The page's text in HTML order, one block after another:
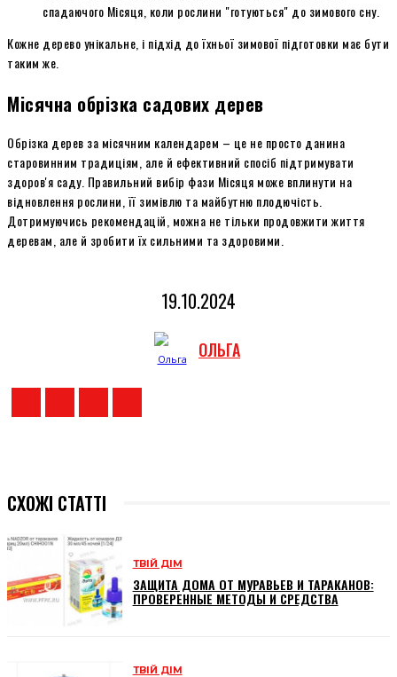
спадаючого Місяця, коли рослини "готуються" до зимового сну.
Кожне дерево унікальне, і підхід до їхньої зимової підготовки має бути
таким же.
Місячна обрізка садових дерев
Обрізка дерев за місячним календарем – це не просто данина
старовинним традиціям, але й ефективний спосіб підтримувати
здоров'я саду. Правильний вибір фази Місяця може вплинути на
відновлення рослини, її зимівлю та майбутню плодючість.
Дотримуючись рекомендацій, можна не тільки продовжити життя
деревам, але й зробити їх сильними та здоровими.
19.10.2024
ОЛЬГА
СХОЖІ СТАТТІ
ТВІЙ ДІМ
ЗАЩИТА ДОМА ОТ МУРАВЬЕВ И ТАРАКАНОВ:
ПРОВЕРЕННЫЕ МЕТОДЫ И СРЕДСТВА
ТВІЙ ДІМ